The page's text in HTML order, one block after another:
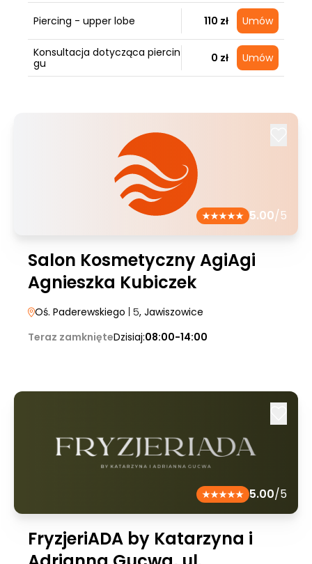
Piercing - upper lobe 110 zł Umów
Konsultacja dotycząca piercin
gu
0 zł Umów
5.00/5
Salon Kosmetyczny AgiAgi
Agnieszka Kubiczek
Oś. Paderewskiego | 5, Jawiszowice
Teraz zamknięteDzisiaj:08:00-14:00
5.00/5
FryzjeriADA by Katarzyna i